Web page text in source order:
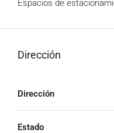
Espacios de
Dirección
Dirección
Estado